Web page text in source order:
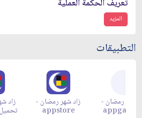
تعريف الحكمة العملية
المزيد
التطبيقات
زاد شهر رمضان -
appstore
زاد شهر رمضان -
appgallery